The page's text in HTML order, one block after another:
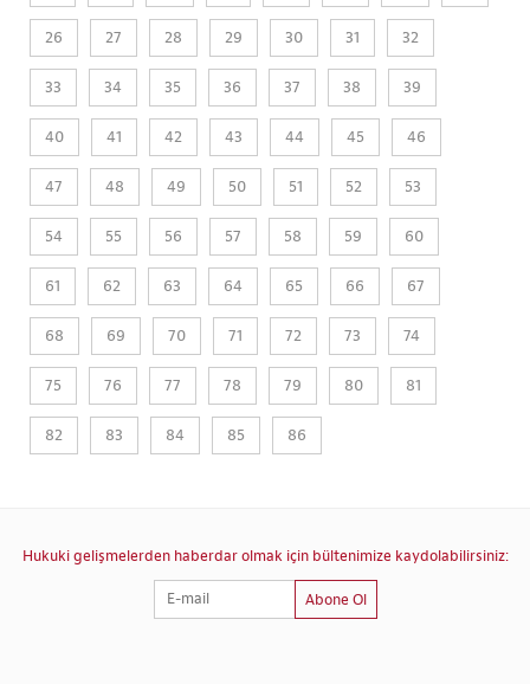
26 27 28 29 30 31 32
33 34 35 36 37 38 39
40 41 42 43 44 45 46
47 48 49 50 51 52 53
54 55 56 57 58 59 60
61 62 63 64 65 66 67
68 69 70 71 72 73 74
75 76 77 78 79 80 81
82 83 84 85 86
Hukuki gelişmelerden haberdar olmak için bültenimize kaydolabilirsiniz:
Abone Ol